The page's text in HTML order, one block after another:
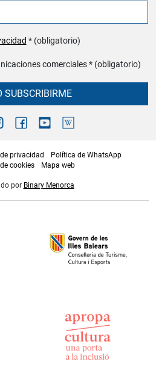
* (obligatorio)
comerciales * (obligatorio)
SUBSCRIBIRME
privacidad
Política de WhatsApp
cookies
Mapa web
por Binary Menorca